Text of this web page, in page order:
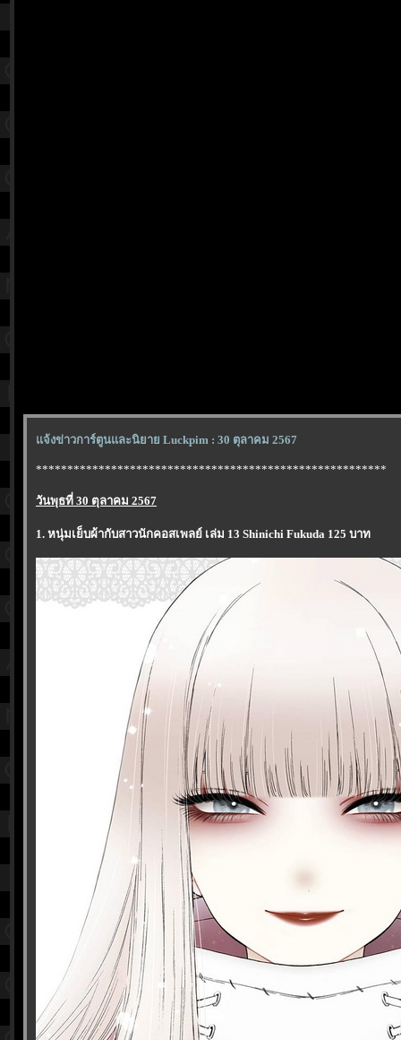
จ้งข่าวการ์ตูนและนิยาย Luckpim : 30 ตุลาคม 2567
********************************************************
วันพุธที่ 30 ตุลาคม 2567
1. หนุ่มเย็บผ้ากับสาวนักคอสเพลย์ เล่ม 13 Shinichi Fukuda 125 บาท